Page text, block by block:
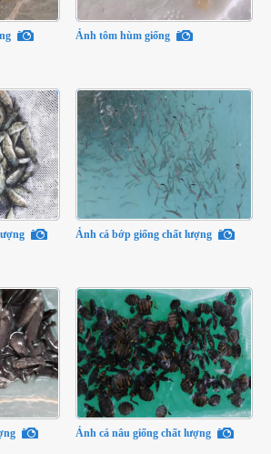
Ảnh tôm hùm giống
Ảnh cá bớp giống chất lượng
Ảnh cá nâu giống chất lượng